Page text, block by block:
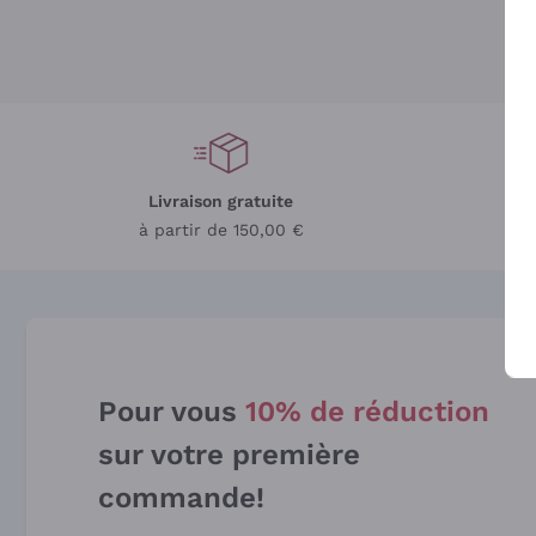
Livraison gratuite
à partir de 150,00 €
Pour vous 10% de réduction
sur votre première
commande!